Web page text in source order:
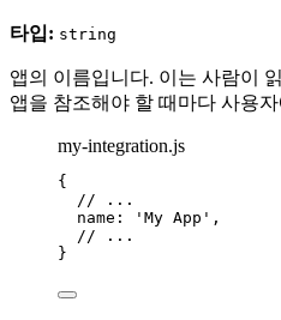
타입: string
앱의 이름입니다. 이는 사람이
앱을 참조해야 할 때마다 사용
my-integration.js
{
// ...
name:
' My App ' ,
// ...
}